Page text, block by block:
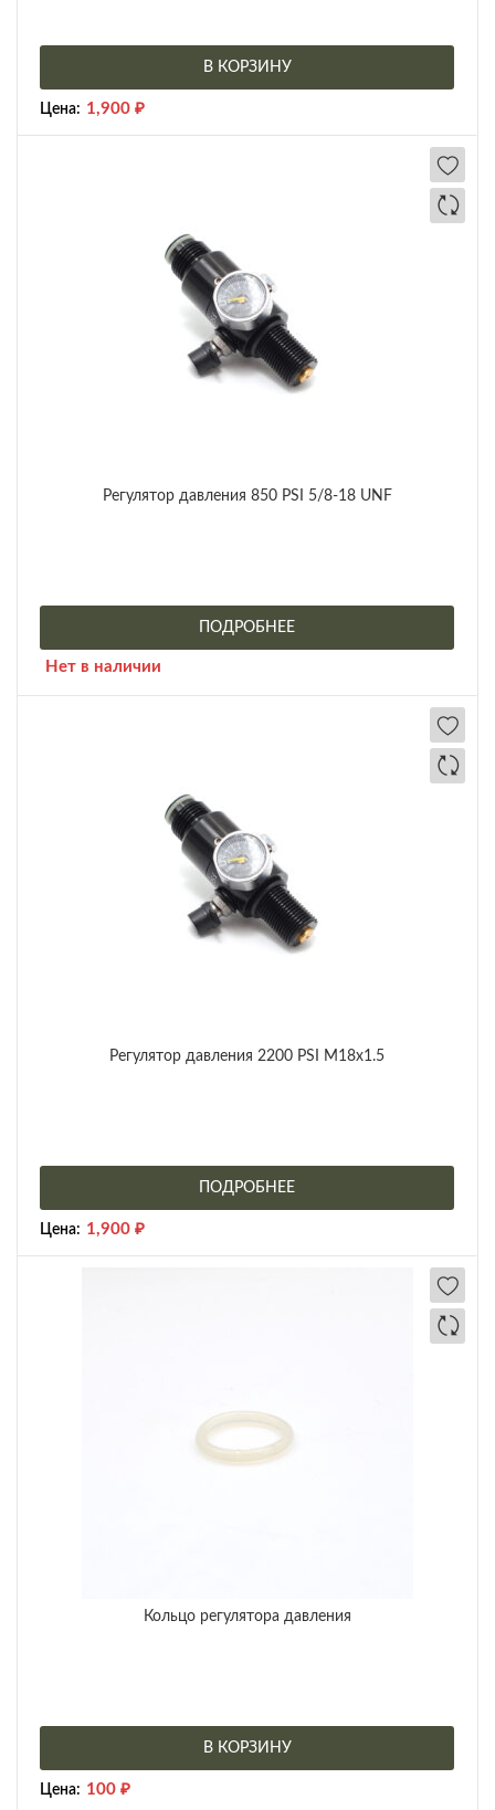
В КОРЗИНУ
Цена: 1,900 ₽
Регулятор давления 850 PSI 5/8-18 UNF
ПОДРОБНЕЕ
Нет в наличии
Регулятор давления 2200 PSI М18х1.5
ПОДРОБНЕЕ
Цена: 1,900 ₽
Кольцо регулятора давления
В КОРЗИНУ
Цена: 100 ₽